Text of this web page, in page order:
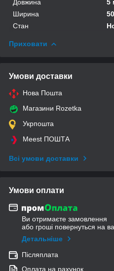
Довжина
5
Ширина
Стан
Приховати
Умови доставки
Нова Пошта
Магазини Rozetka
Укрпошта
Meest ПОШТА
Всі умови доставки
Умови оплати
Ви отримаєте замовлення
або гроші повернуться на
Детальніше
Післяплата
Оплата на рахунок